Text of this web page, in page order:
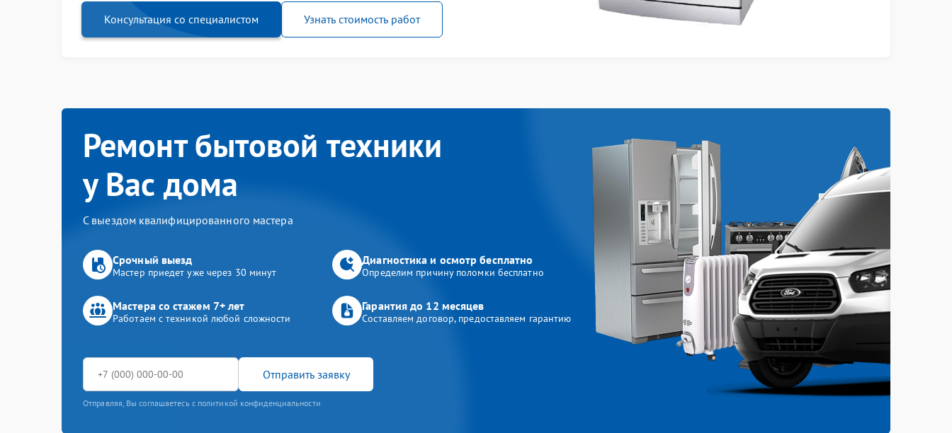
Консультация со специалистом Узнать стоимость работ
Ремонт бытовой техники
у Вас дома
С выездом квалифицированного мастера
Срочный выезд
Мастер приедет уже через 30 минут
Диагностика и осмотр бесплатно
Определим причину поломки бесплатно
Мастера со стажем 7+ лет
Работаем с техникой любой сложности
Гарантия до 12 месяцев
Составляем договор, предоставляем гарантию
Отправить заявку
Отправляя, Вы соглашаетесь с политикой конфиденциальности